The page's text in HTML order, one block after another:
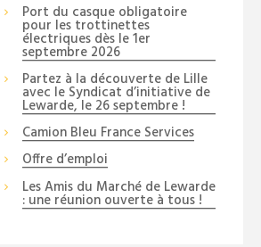
Port du casque obligatoire
pour les trottinettes
électriques dès le 1er
septembre 2026
Partez à la découverte de Lille
avec le Syndicat d’initiative de
Lewarde, le 26 septembre !
Camion Bleu France Services
Offre d’emploi
Les Amis du Marché de Lewarde
: une réunion ouverte à tous !